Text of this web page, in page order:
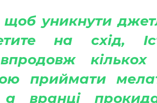
уникнути
на схід,
кількох
приймати
а вранці